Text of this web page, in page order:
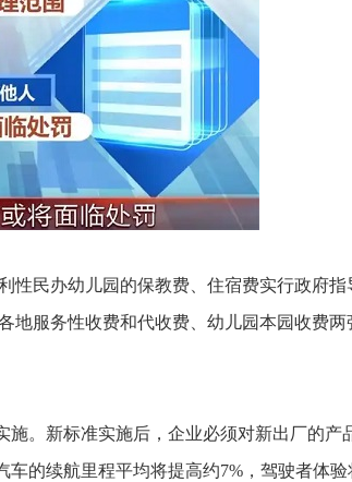
办幼儿园的保教费、住宿费实行政府指
服务性收费和代收费、幼儿园本园收费
新标准实施后，企业必须对新出厂的产
的续航里程平均将提高约7%，驾驶者体验